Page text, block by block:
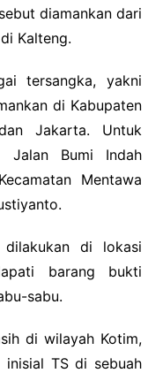
diamankan dari
Kalteng.
tersangka, yakni
di Kabupaten
Jakarta. Untuk
Jalan Bumi Indah
Mentawa
di lokasi
barang bukti
sabu.
di wilayah Kotim,
inisial TS di sebuah